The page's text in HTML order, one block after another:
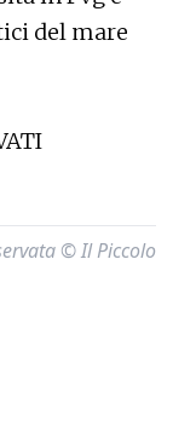
del mare
© Il Piccolo